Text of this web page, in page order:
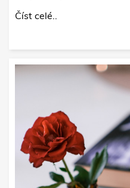
Číst celé..